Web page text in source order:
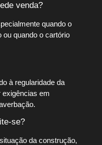
venda?
quando o
ou quando o cartório
à regularidade da
exigências em
se?
da construção,